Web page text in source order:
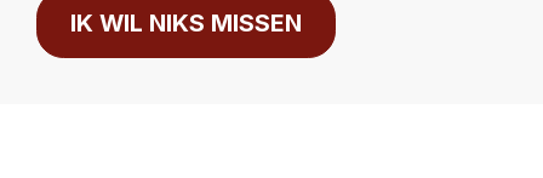
IK WIL NIKS MISSEN